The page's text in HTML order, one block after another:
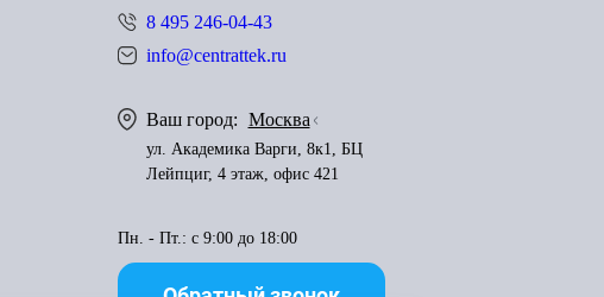
8 495 246-04-43
info@centrattek.ru
Ваш город: Москва
ул. Академика Варги, 8к1, БЦ
Лейпциг, 4 этаж, офис 421
Пн. - Пт.: с 9:00 до 18:00